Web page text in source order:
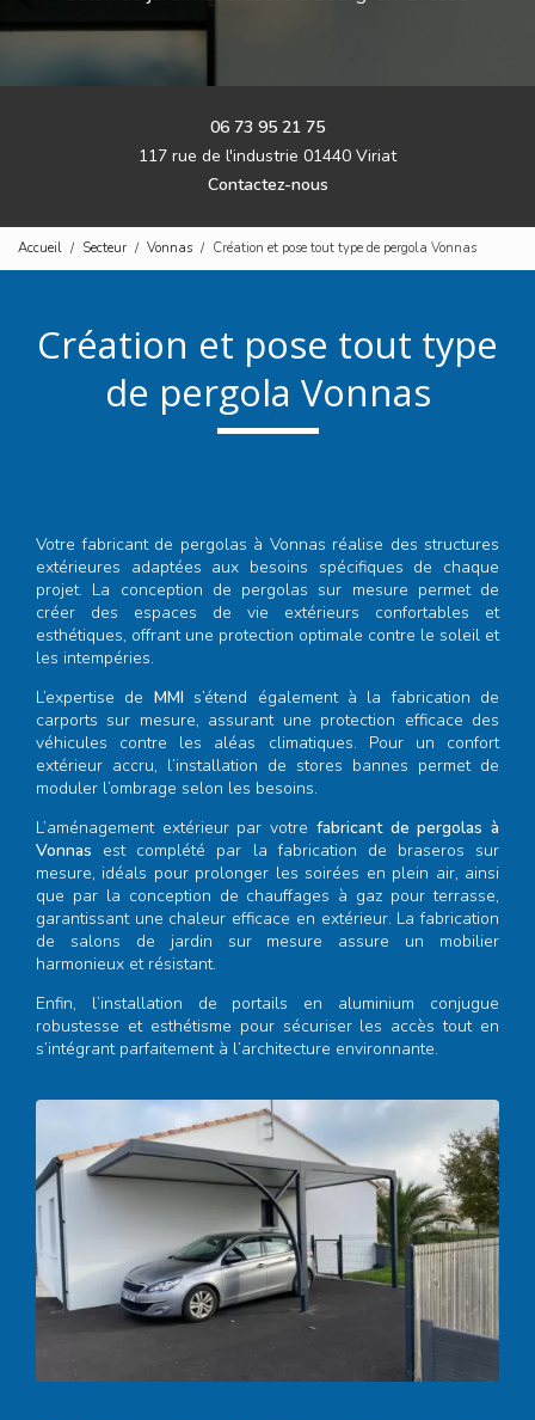
06 73 95 21 75
117 rue de l'industrie 01440 Viriat
Contactez-nous
Accueil Secteur Vonnas Création et pose tout type de pergola Vonnas
Création et pose tout type
de pergola Vonnas
Votre fabricant de pergolas à Vonnas réalise des structures
extérieures adaptées aux besoins spécifiques de chaque
projet. La conception de pergolas sur mesure permet de
créer des espaces de vie extérieurs confortables et
esthétiques, offrant une protection optimale contre le soleil et
les intempéries.
L’expertise de MMIs’étend également à la fabrication de
carports sur mesure, assurant une protection efficace des
véhicules contre les aléas climatiques. Pour un confort
extérieur accru, l’installation de stores bannes permet de
moduler l’ombrage selon les besoins.
L’aménagement extérieur par votre fabricant de pergolas à
Vonnas est complété par la fabrication de braseros sur
mesure, idéals pour prolonger les soirées en plein air, ainsi
que par la conception de chauffages à gaz pour terrasse,
garantissant une chaleur efficace en extérieur. La fabrication
de salons de jardin sur mesure assure un mobilier
harmonieux et résistant.
Enfin, l’installation de portails en aluminium conjugue
robustesse et esthétisme pour sécuriser les accès tout en
s’intégrant parfaitement à l’architecture environnante.